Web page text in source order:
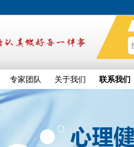
专家团队 关于我们 联系我们